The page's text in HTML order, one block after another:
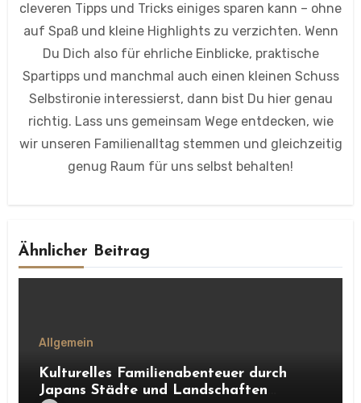
cleveren Tipps und Tricks einiges sparen kann – ohne
auf Spaß und kleine Highlights zu verzichten. Wenn
Du Dich also für ehrliche Einblicke, praktische
Spartipps und manchmal auch einen kleinen Schuss
Selbstironie interessierst, dann bist Du hier genau
richtig. Lass uns gemeinsam Wege entdecken, wie
wir unseren Familienalltag stemmen und gleichzeitig
genug Raum für uns selbst behalten!
Ähnlicher Beitrag
Allgemein
Kulturelles Familienabenteuer durch
Japans Städte und Landschaften